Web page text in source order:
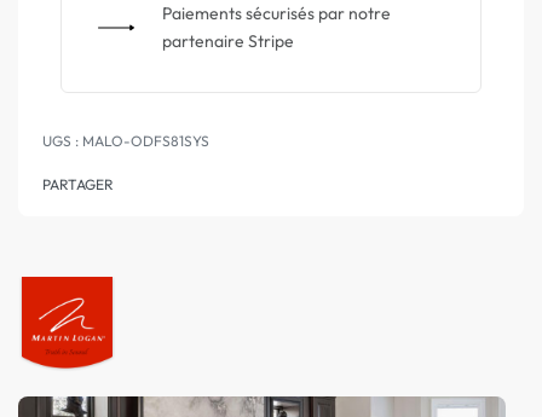
Paiements sécurisés par notre
partenaire Stripe
MALO-ODFS81SYS
PARTAGER